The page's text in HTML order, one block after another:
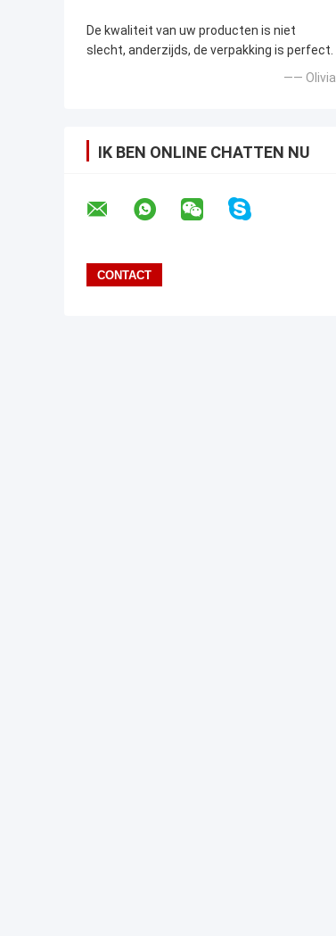
De kwaliteit van uw producten is niet
slecht, anderzijds, de verpakking is perfect.
—— Olivia
IK BEN ONLINE CHATTEN NU